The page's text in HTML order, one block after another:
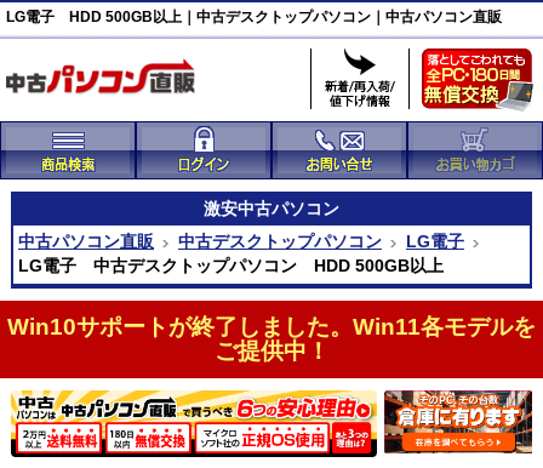
LG電子 HDD 500GB以上｜中古デスクトップパソコン｜中古パソコン直販
激安中古パソコン
中古パソコン直販
中古デスクトップパソコン
LG電子
LG電子 中古デスクトップパソコン HDD 500GB以上
Win10サポートが終了しました。Win11各モデルを
ご提供中！